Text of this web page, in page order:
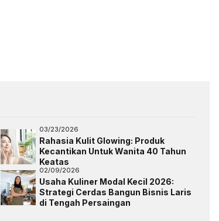
03/23/2026
Rahasia Kulit Glowing: Produk
Kecantikan Untuk Wanita 40 Tahun
Keatas
02/09/2026
Usaha Kuliner Modal Kecil 2026:
Strategi Cerdas Bangun Bisnis Laris
di Tengah Persaingan